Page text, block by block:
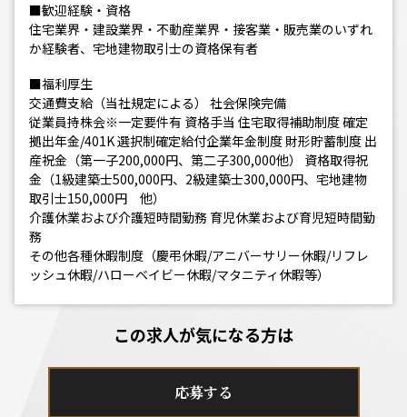
■歓迎経験・資格
住宅業界・建設業界・不動産業界・接客業・販売業のいずれ
か経験者、宅地建物取引士の資格保有者
■福利厚生
交通費支給（当社規定による） 社会保険完備
従業員持株会※一定要件有 資格手当 住宅取得補助制度 確定
拠出年金/401K 選択制確定給付企業年金制度 財形貯蓄制度 出
産祝金（第一子200,000円、第二子300,000他） 資格取得祝
金（1級建築士500,000円、2級建築士300,000円、宅地建物
取引士150,000円 他）
介護休業および介護短時間勤務 育児休業および育児短時間勤
務
その他各種休暇制度（慶弔休暇/アニバーサリー休暇/リフレ
ッシュ休暇/ハローベイビー休暇/マタニティ休暇等）
この求人が気になる方は
応募する